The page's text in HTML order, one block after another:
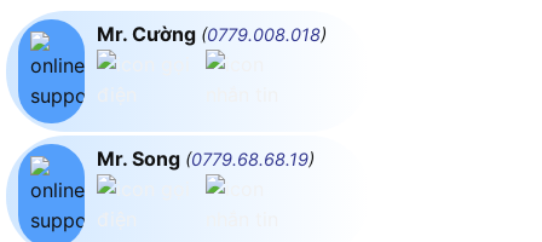
Mr. Cường (0779.008.018)
Mr. Song (0779.68.68.19)